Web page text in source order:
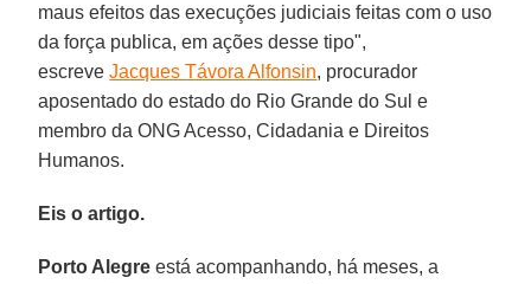
maus efeitos das execuções judiciais feitas com o uso
da força publica, em ações desse tipo",
escreveJacques Távora Alfonsin, procurador
aposentado do estado do Rio Grande do Sul e
membro da ONG Acesso, Cidadania e Direitos
Humanos.
Eis o artigo.
Porto Alegre está acompanhando, há meses, a